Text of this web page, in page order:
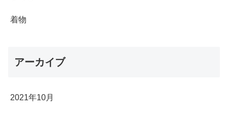
着物
アーカイブ
2021年10月